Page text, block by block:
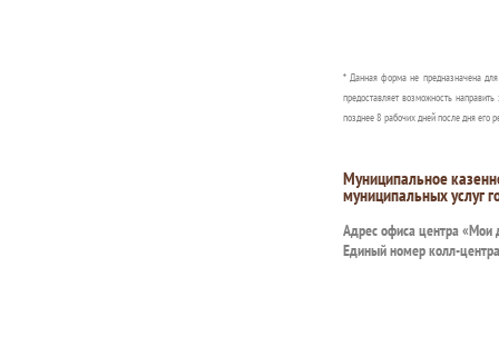
* Данная форма не предназначена
предоставляет возможность
позднее 8 рабочих дней после дня его
Муниципальное
муниципальных услуг
Адрес офиса центра «Мои
Единый номер колл-